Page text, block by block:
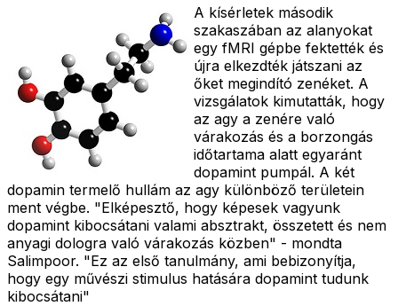
A kísérletek második
szakaszában az alanyokat
egy fMRI gépbe fektették és
újra elkezdték játszani az
őket megindító zenéket. A
vizsgálatok kimutatták, hogy
az agy a zenére való
várakozás és a borzongás
időtartama alatt egyaránt
dopamint pumpál. A két
dopamin termelő hullám az agy különböző területein
ment végbe. "Elképesztő, hogy képesek vagyunk
dopamint kibocsátani valami absztrakt, összetett és nem
anyagi dologra való várakozás közben" - mondta
Salimpoor. "Ez az első tanulmány, ami bebizonyítja,
hogy egy művészi stimulus hatására dopamint tudunk
kibocsátani"